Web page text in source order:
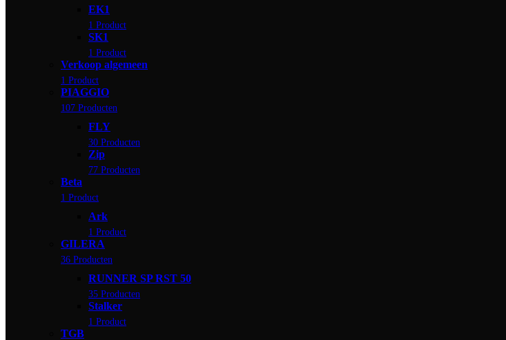
EK1
1 Product
SK1
1 Product
Verkoop algemeen
1 Product
PIAGGIO
107 Producten
FLY
30 Producten
Zip
77 Producten
Beta
1 Product
Ark
1 Product
GILERA
36 Producten
RUNNER SP RST 50
35 Producten
Stalker
1 Product
TGB